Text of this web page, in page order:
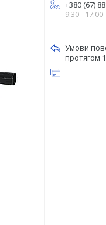
+380 (67)
9:30 - 17:00
протягом